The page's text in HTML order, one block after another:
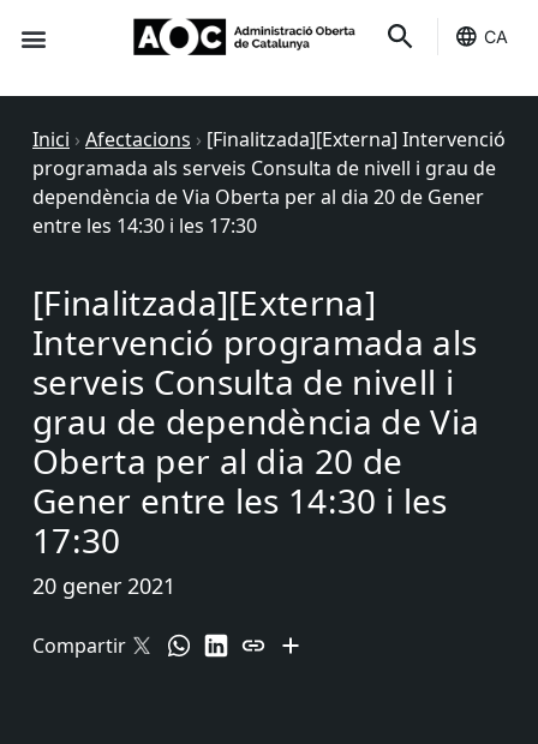
CA
Inici › Afectacions › [Finalitzada][Externa] Intervenció
programada als serveis Consulta de nivell i grau de
dependència de Via Oberta per al dia 20 de Gener
entre les 14:30 i les 17:30
[Finalitzada][Externa]
Intervenció programada als
serveis Consulta de nivell i
grau de dependència de Via
Oberta per al dia 20 de
Gener entre les 14:30 i les
17:30
20 gener 2021
Compartir